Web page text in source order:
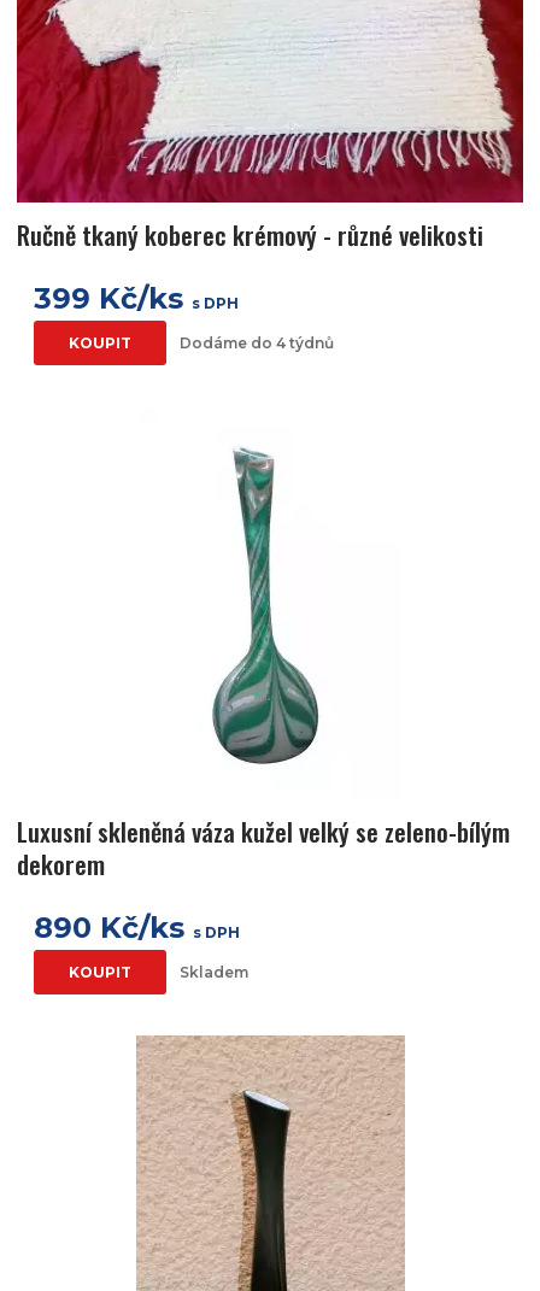
Ručně tkaný koberec krémový - různé velikosti
399 Kč/ks s DPH
KOUPIT Dodáme do 4 týdnů
Luxusní skleněná váza kužel velký se zeleno-bílým
dekorem
890 Kč/ks s DPH
KOUPIT Skladem